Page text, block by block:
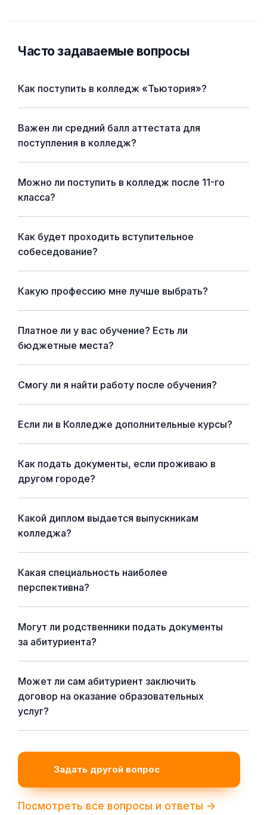
Часто задаваемые вопросы
Как поступить в колледж «Тьютория»?
Важен ли средний балл аттестата для
поступления в колледж?
Можно ли поступить в колледж после 11-го
класса?
Как будет проходить вступительное
собеседование?
Какую профессию мне лучше выбрать?
Платное ли у вас обучение? Есть ли
бюджетные места?
Смогу ли я найти работу после обучения?
Если ли в Колледже дополнительные курсы?
Как подать документы, если проживаю в
другом городе?
Какой диплом выдается выпускникам
колледжа?
Какая специальность наиболее
перспективна?
Могут ли родственники подать документы
за абитуриента?
Может ли сам абитуриент заключить
договор на оказание образовательных
услуг?
Задать другой вопрос
Посмотреть все вопросы и ответы ->